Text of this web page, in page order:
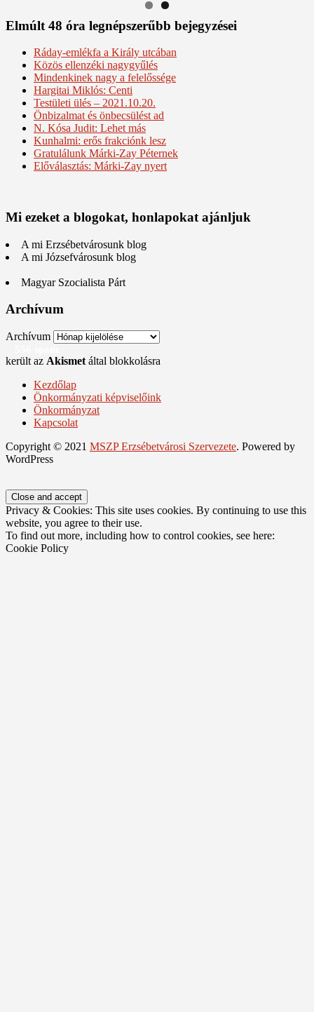
Elmúlt 48 óra legnépszerűbb bejegyzései
Ráday-emlékfa a Király utcában
Közös ellenzéki nagygyűlés
Mindenkinek nagy a felelőssége
Hargitai Miklós: Centi
Testületi ülés – 2021.10.20.
Önbizalmat és önbecsülést ad
N. Kósa Judit: Lehet más
Kunhalmi: erős frakciónk lesz
Gratulálunk Márki-Zay Péternek
Előválasztás: Márki-Zay nyert
Mi ezeket a blogokat, honlapokat ajánljuk
A mi Erzsébetvárosunk blog
A mi Józsefvárosunk blog
Magyar Szocialista Párt
Archívum
Archívum
került az Akismet által blokkolásra
Kezdőlap
Önkormányzati képviselőink
Önkormányzat
Kapcsolat
Copyright © 2021 MSZP Erzsébetvárosi Szervezete. Powered by
WordPress
Privacy & Cookies: This site uses cookies. By continuing to use this
website, you agree to their use.
To find out more, including how to control cookies, see here:
Cookie Policy